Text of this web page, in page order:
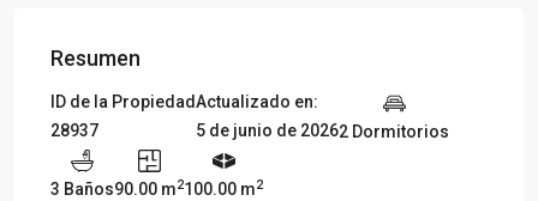
Resumen
ID de la Propiedad
28937
Actualizado en:
5 de junio de 20262 Dormitorios
3 Baños90.00 m2100.00 m2